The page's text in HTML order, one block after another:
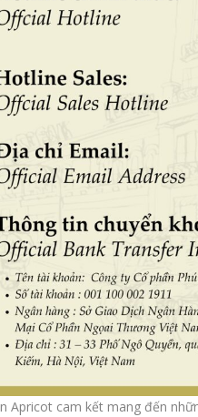
Apricot cam kết mang đến